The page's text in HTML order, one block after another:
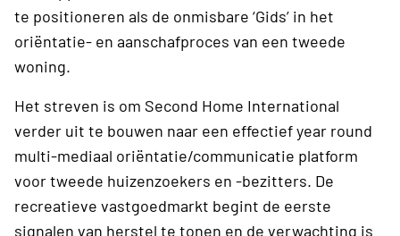
te positioneren als de onmisbare ‘Gids’ in het
oriëntatie- en aanschafproces van een tweede
woning.
Het streven is om Second Home International
verder uit te bouwen naar een effectief year round
multi-mediaal oriëntatie/communicatie platform
voor tweede huizenzoekers en -bezitters. De
recreatieve vastgoedmarkt begint de eerste
signalen van herstel te tonen en de verwachting is